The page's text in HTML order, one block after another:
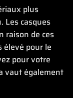
plus
Les casques
raison de ces
élevé pour le
pour votre
vaut également